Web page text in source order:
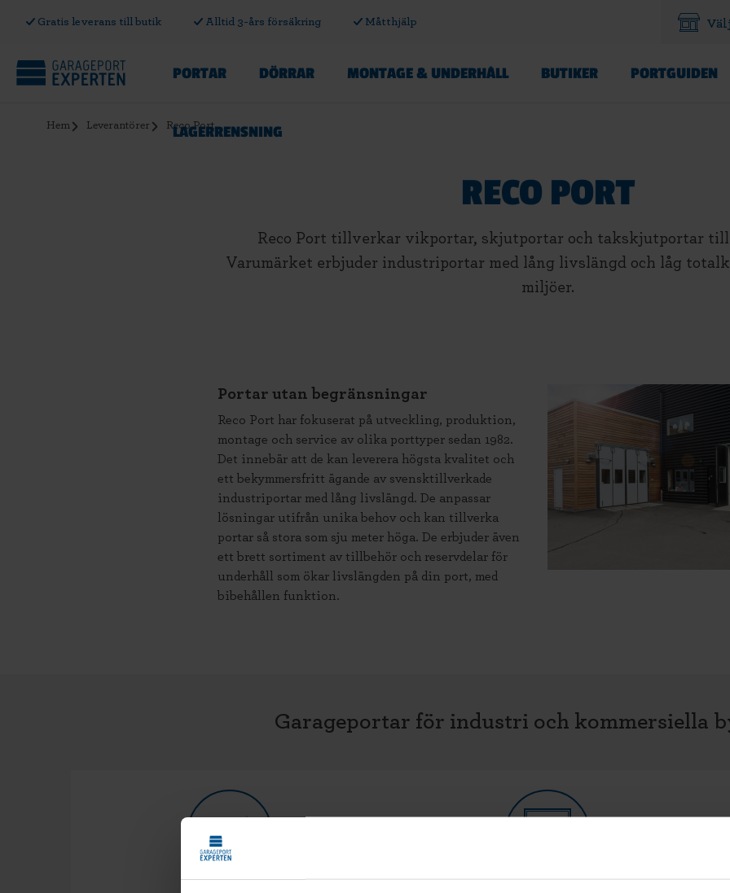
Gratis leverans till butik Alltid 3-års försäkring Måtthjälp
PORTAR DÖRRAR MONTAGE & UNDERHÅLL BUTIKER PORTGUIDEN
LAGERRENSNING
Hem Leverantörer Reco Port
RECO PORT
Reco Port tillverkar vikportar, skjutportar och takskjutportar till
Varumärket erbjuder industriportar med lång livslängd och låg
miljöer.
Portar utan begränsningar
Reco Port har fokuserat på utveckling, produktion,
montage och service av olika porttyper sedan 1982.
Det innebär att de kan leverera högsta kvalitet och
ett bekymmersfritt ägande av svensktillverkade
industriportar med lång livslängd. De anpassar
lösningar utifrån unika behov och kan tillverka
portar så stora som sju meter höga. De erbjuder även
ett brett sortiment av tillbehör och reservdelar för
underhåll som ökar livslängden på din port, med
bibehållen funktion.
Garageportar för industri och kommersiella